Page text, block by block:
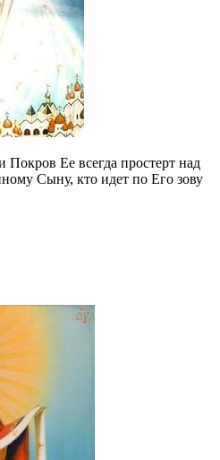
Покров Ее всегда простерт над
Сыну, кто идет по Его зову